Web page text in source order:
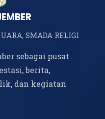
SMADA RELIGI
sebagai pusat
berita,
dan kegiatan